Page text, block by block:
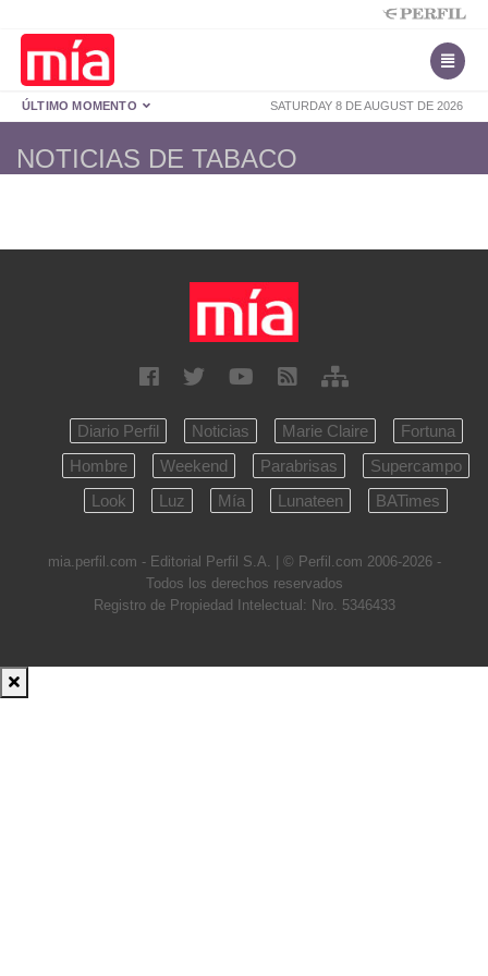
SATURDAY 8 DE AUGUST DE 2026
ÚLTIMO MOMENTO
NOTICIAS DE TABACO
Diario Perfil Noticias Marie Claire
Fortuna
Hombre
Weekend Parabrisas
Supercampo
Look
Luz Mía Lunateen BATimes
mia.perfil.com - Editorial Perfil S.A. | © Perfil.com 2006-2026 -
Todos los derechos reservados
Registro de Propiedad Intelectual: Nro. 5346433